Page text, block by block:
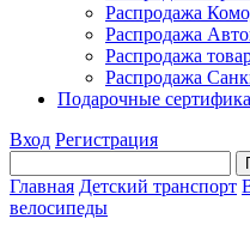
Распродажа
Распродажа
Распродажа
Распродажа
Подарочные
Вход Регистрация
Главная Детский транспорт
велосипеды